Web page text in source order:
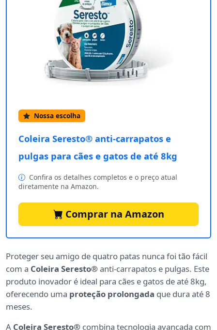
Nossa escolha
Coleira Seresto® anti-carrapatos e
pulgas para cães e gatos de até 8kg
Confira os detalhes completos e o preço atual
diretamente na Amazon.
Comprar na Amazon
Proteger seu amigo de quatro patas nunca foi tão fácil
com a Coleira Seresto® anti-carrapatos e pulgas. Este
produto inovador é ideal para cães e gatos de até 8kg,
oferecendo uma proteção prolongada que dura até 8
meses.
A Coleira Seresto® combina tecnologia avançada com